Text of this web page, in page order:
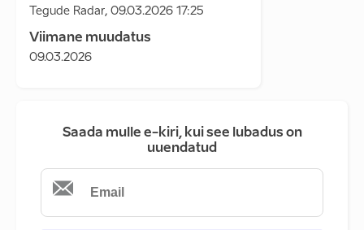
Tegude Radar, 09.03.2026 17:25
Viimane muudatus
09.03.2026
Saada mulle e-kiri, kui see lubadus on
uuendatud